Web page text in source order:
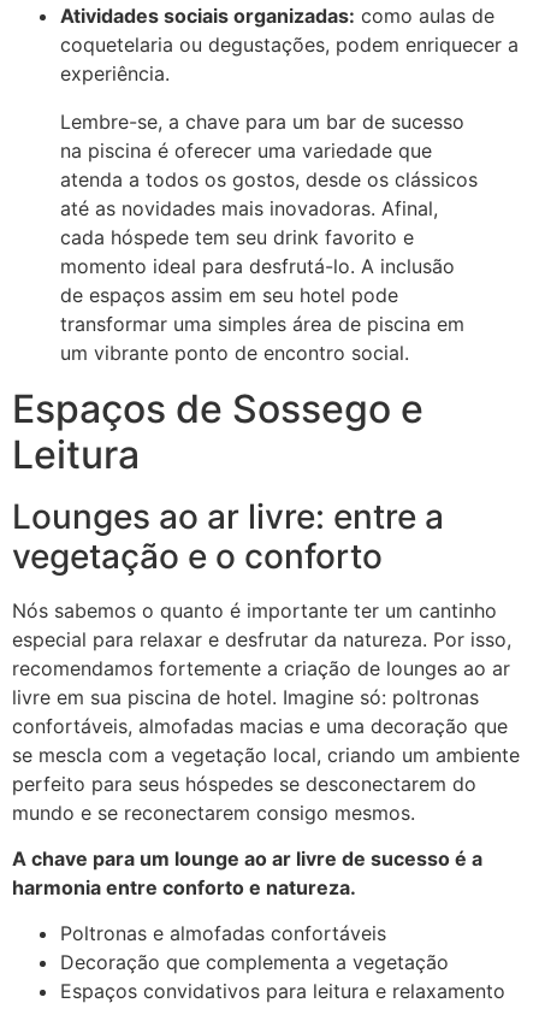
Atividades sociais organizadas: como aulas de
coquetelaria ou degustações, podem enriquecer a
experiência.
Lembre-se, a chave para um bar de sucesso
na piscina é oferecer uma variedade que
atenda a todos os gostos, desde os clássicos
até as novidades mais inovadoras. Afinal,
cada hóspede tem seu drink favorito e
momento ideal para desfrutá-lo. A inclusão
de espaços assim em seu hotel pode
transformar uma simples área de piscina em
um vibrante ponto de encontro social.
Espaços de Sossego e
Leitura
Lounges ao ar livre: entre a
vegetação e o conforto
Nós sabemos o quanto é importante ter um cantinho
especial para relaxar e desfrutar da natureza. Por isso,
recomendamos fortemente a criação de lounges ao ar
livre em sua piscina de hotel. Imagine só: poltronas
confortáveis, almofadas macias e uma decoração que
se mescla com a vegetação local, criando um ambiente
perfeito para seus hóspedes se desconectarem do
mundo e se reconectarem consigo mesmos.
A chave para um lounge ao ar livre de sucesso é a
harmonia entre conforto e natureza.
Poltronas e almofadas confortáveis
Decoração que complementa a vegetação
Espaços convidativos para leitura e relaxamento